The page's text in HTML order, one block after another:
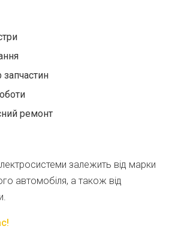
ремонт
залежить від марки
автомобіля, а також від